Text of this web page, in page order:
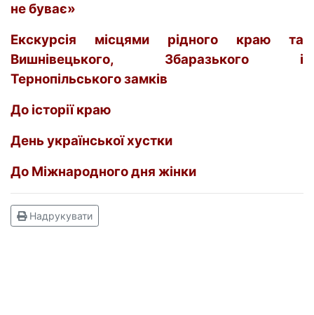
не буває»
Екскурсія місцями рідного краю та
Вишнівецького, Збаразького і
Тернопільського замків
До історії краю
День української хустки
До Міжнародного дня жінки
Надрукувати